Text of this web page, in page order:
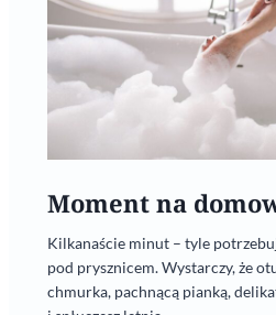
Moment na
Kilkanaście minut – tyle
pod prysznicem. Wystarczy, że
chmurka, pachnącą pianką,